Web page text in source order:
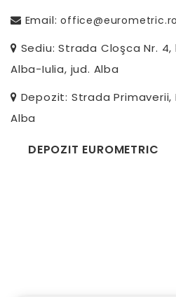
Email:office@eurometric.ro
Sediu: Strada Cloşca Nr. 4,
Alba-Iulia, jud. Alba
Depozit: Strada Primaverii,
Alba
DEPOZIT EUROMETRIC